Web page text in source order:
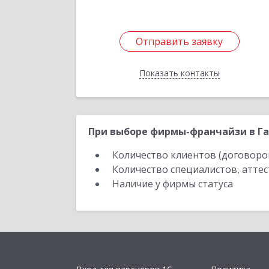
Отправить заявку
Показать контакты
Отправить заявку
Назад
При выборе фирмы-франчайзи в
Количество клиентов
Количество специалистов,
Наличие у фирмы статуса